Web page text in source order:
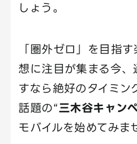
しょう。
「圏外ゼロ」を目指
想に注目が集まる今
すなら絶好のタイミン
話題の“三木谷キャン
モバイルを始めてみま